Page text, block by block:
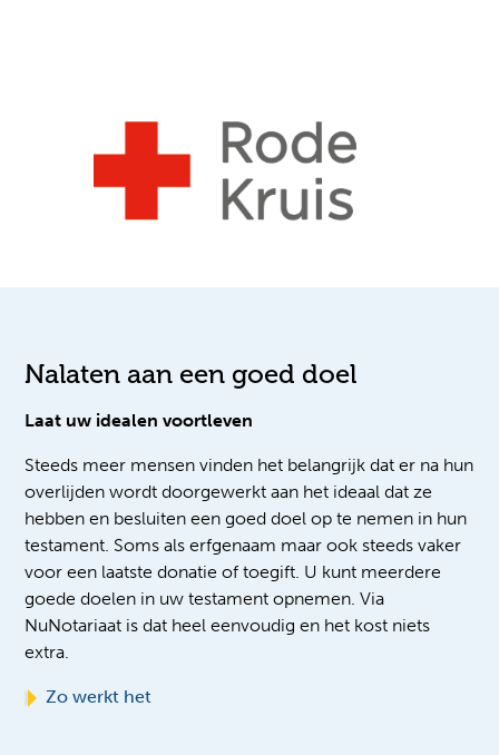
Nalaten aan een goed doel
Laat uw idealen voortleven
Steeds meer mensen vinden het belangrijk dat er na hun
overlijden wordt doorgewerkt aan het ideaal dat ze
hebben en besluiten een goed doel op te nemen in hun
testament. Soms als erfgenaam maar ook steeds vaker
voor een laatste donatie of toegift. U kunt meerdere
goede doelen in uw testament opnemen. Via
NuNotariaat is dat heel eenvoudig en het kost niets
extra.
Zo werkt het